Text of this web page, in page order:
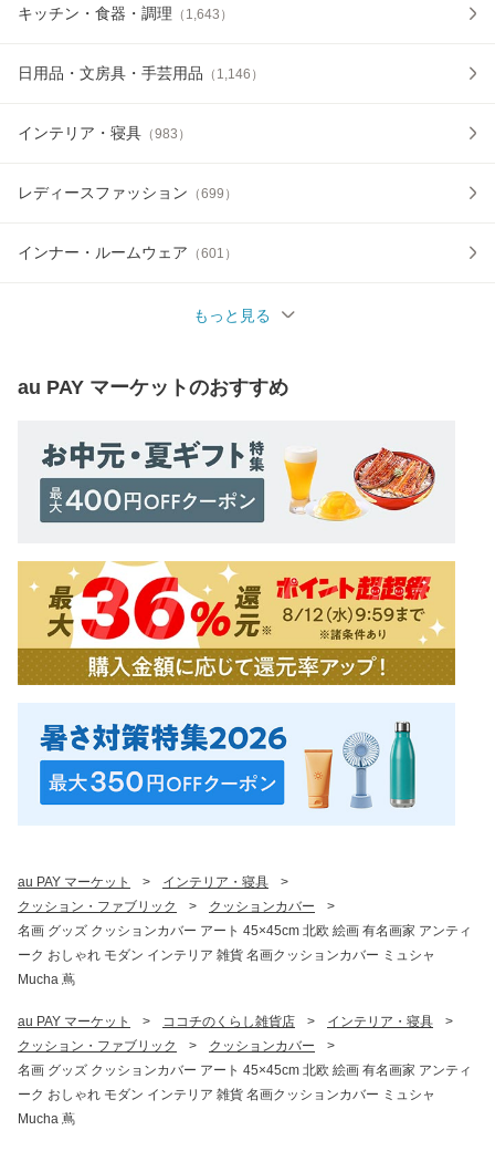
キッチン・食器・調理 （ 1,643 ）
日用品・文房具・手芸用品 （ 1,146 ）
インテリア・寝具 （983 ）
レディースファッション （699 ）
インナー・ルームウェア （601 ）
もっと見る
au PAY マーケットのおすすめ
au PAY マーケット > インテリア・寝具
>
クッション・ファブリック
> クッションカバー
>
名画 グッズ クッションカバー アート 45×45cm 北欧 絵画 有名画家 アンティ
ーク おしゃれ モダン インテリア 雑貨 名画クッションカバー ミュシャ
Mucha 蔦
au PAY マーケット > ココチのくらし雑貨店 > インテリア・寝具
>
クッション・ファブリック
> クッションカバー
>
名画 グッズ クッションカバー アート 45×45cm 北欧 絵画 有名画家 アンティ
ーク おしゃれ モダン インテリア 雑貨 名画クッションカバー ミュシャ
Mucha 蔦